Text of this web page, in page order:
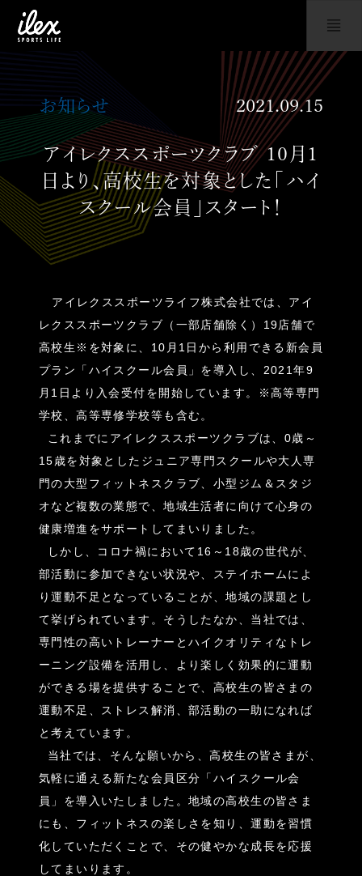
お知らせ 2021.09.15
アイレクススポーツクラブ 10月1
日より、高校生を対象とした「ハイ
スクール会員」スタート！
アイレクススポーツライフ株式会社では、アイ
レクススポーツクラブ（一部店舗除く）19店舗で
高校生※を対象に、10月1日から利用できる新会員
プラン「ハイスクール会員」を導入し、2021年9
月1日より入会受付を開始しています。
※高等専門
学校、高等専修学校等も含む。
これまでにアイレクススポーツクラブは、0歳～
15歳を対象としたジュニア専門スクールや大人専
門の大型フィットネスクラブ、小型ジム＆スタジ
オなど複数の業態で、地域生活者に向けて心身の
健康増進をサポートしてまいりました。
しかし、コロナ禍において16～18歳の世代が、
部活動に参加できない状況や、ステイホームによ
り運動不足となっていることが、地域の課題とし
て挙げられています。そうしたなか、当社では、
専門性の高いトレーナーとハイクオリティなトレ
ーニング設備を活用し、より楽しく効果的に運動
ができる場を提供することで、高校生の皆さまの
運動不足、ストレス解消、部活動の一助になれば
と考えています。
当社では、そんな願いから、高校生の皆さまが、
気軽に通える新たな会員区分「ハイスクール会
員」を導入いたしました。 地域の高校生の皆さま
にも、フィットネスの楽しさを知り、運動を習慣
化していただくことで、その健やかな成長を応援
してまいります。